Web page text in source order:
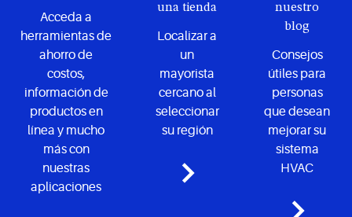
Acceda a
herramientas de
ahorro de
costos,
información de
productos en
línea y mucho
más con
nuestras
aplicaciones
una tienda
Localizar a
un
mayorista
cercano al
seleccionar
su región
nuestro
blog
Consejos
útiles para
personas
que desean
mejorar su
sistema
HVAC